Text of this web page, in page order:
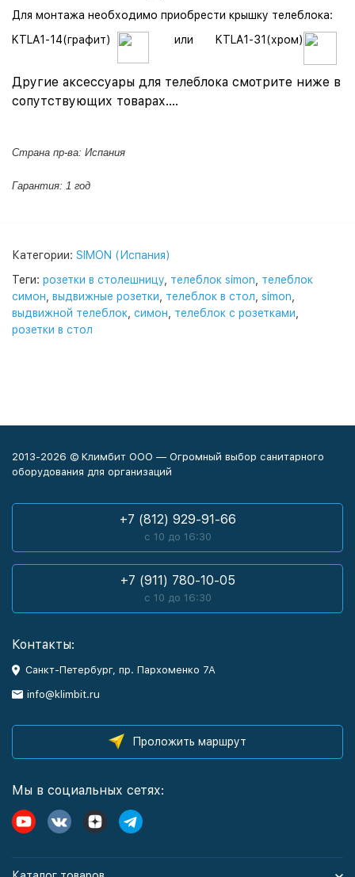
Для монтажа необходимо приобрести крышку телеблока:
KTLA1-14(графит)
или KTLA1-31(хром)
Другие аксессуары для телеблока смотрите ниже в
сопутствующих товарах....
Страна пр-ва: Испания
Гарантия: 1 год
Категории: SIMON (Испания)
Теги: розетки в столешницу телеблок simon
телеблок
симон выдвижные розетки телеблок в стол simon
выдвижной телеблок симон телеблок с розетками
розетки в стол
2013-2026 © Климбит ООО — Огромный выбор санитарного
оборудования для организаций
+7 (812) 929-91-66
с 10 до 16:30
+7 (911) 780-10-05
с 10 до 16:30
Контакты:
Санкт-Петербург, пр. Пархоменко 7А
info@klimbit.ru
Проложить маршрут
Мы в социальных сетях: